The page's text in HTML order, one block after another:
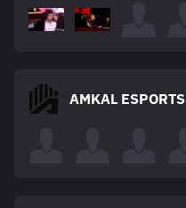
AMKAL ESPORTS